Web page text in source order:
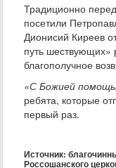
Традиционно
посетили
Дионисий Киреев
путь шествующих»
благополучное
«С Божией
ребята, которые
первый раз.
Источник:
Россошанского